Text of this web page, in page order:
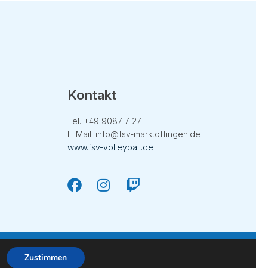
Kontakt
Tel. +49 9087 7 27
E-Mail: info@fsv-marktoffingen.de
www.fsv-volleyball.de
Zustimmen